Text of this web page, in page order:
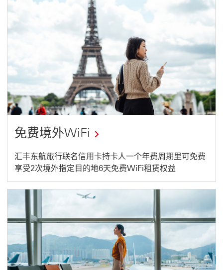
will
open
in
new
window
免费境外WiFi
This
link
will
open
in
new
window
汇丰东航旅行联名信用卡持卡人一个年费周期里可免费
享受2次境外指定目的地6天免费WiFi租赁权益